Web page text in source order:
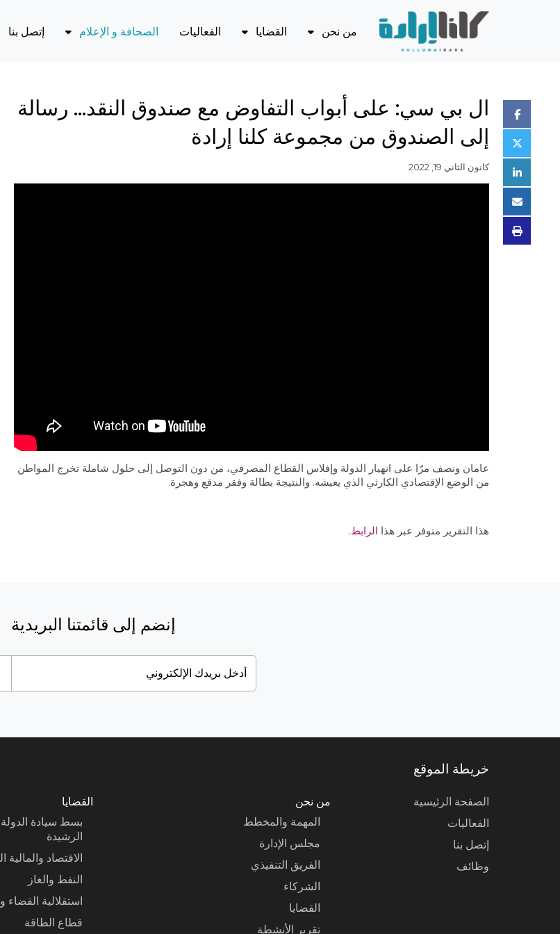
من نحن
الفريق التنفيذي
الشركاء
تقرير الأنشطة
القضايا
الاقتصاد والمالية العامة
النفط والغاز
استقلالية القضاء وشفافيته
الفعاليات الصحافة و الإعلام
الملفات الصحفية
إتصل بنا
ال بي سي: على أبواب التفاوض مع صندوق النقد... رسالة
إلى الصندوق من مجموعة كلنا إرادة
كانون الثاني 19, 2022
عامان ونصف مرّا على انهيار الدولة وإفلاس القطاع المصرفي، من دون التوصل إلى حلول شاملة تخرج المواطن
من الوضع الإقتصادي الكارثي الذي يعيشه. والنتيجة بطالة وفقر مدقع وهجرة.
هذا التقرير متوفر عبر هذا الرابط.
إنضم إلى قائمتنا البريدية
خريطة الموقع
الصفحة الرئيسية
الفعاليات
إتصل بنا
وظائف
من نحن
المهمة والمخطط
مجلس الإدارة
الفريق التنفيذي
الشركاء
القضايا
تقرير الأنشطة
القضايا
بسط سيادة
الرشيدة
الاقتصاد والمالية
النفط والغاز
استقلالية القضاء
قطاع الطاقة